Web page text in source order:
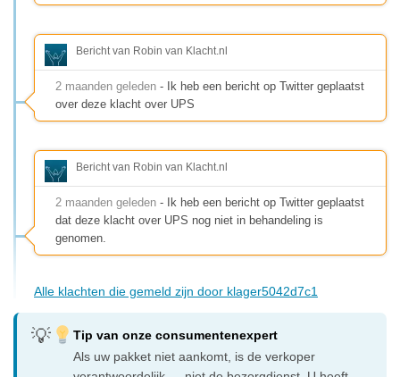
Bericht van Robin van Klacht.nl
2 maanden geleden - Ik heb een bericht op Twitter geplaatst
over deze klacht over UPS
Bericht van Robin van Klacht.nl
2 maanden geleden - Ik heb een bericht op Twitter geplaatst
dat deze klacht over UPS nog niet in behandeling is
genomen.
Alle klachten die gemeld zijn door klager5042d7c1
Tip van onze consumentenexpert
Als uw pakket niet aankomt, is de verkoper